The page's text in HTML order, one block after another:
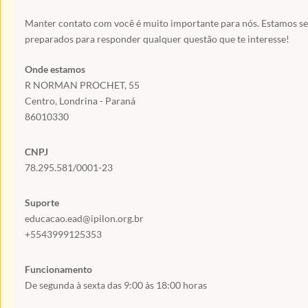
Manter contato com você é muito importante para nós. Estamos
preparados para responder qualquer questão que te interesse!
Onde estamos
R NORMAN PROCHET, 55
Centro, Londrina - Paraná
86010330
CNPJ
78.295.581/0001-23
Suporte
educacao.ead@ipilon.org.br
+5543999125353
Funcionamento
De segunda à sexta das 9:00 às 18:00 horas